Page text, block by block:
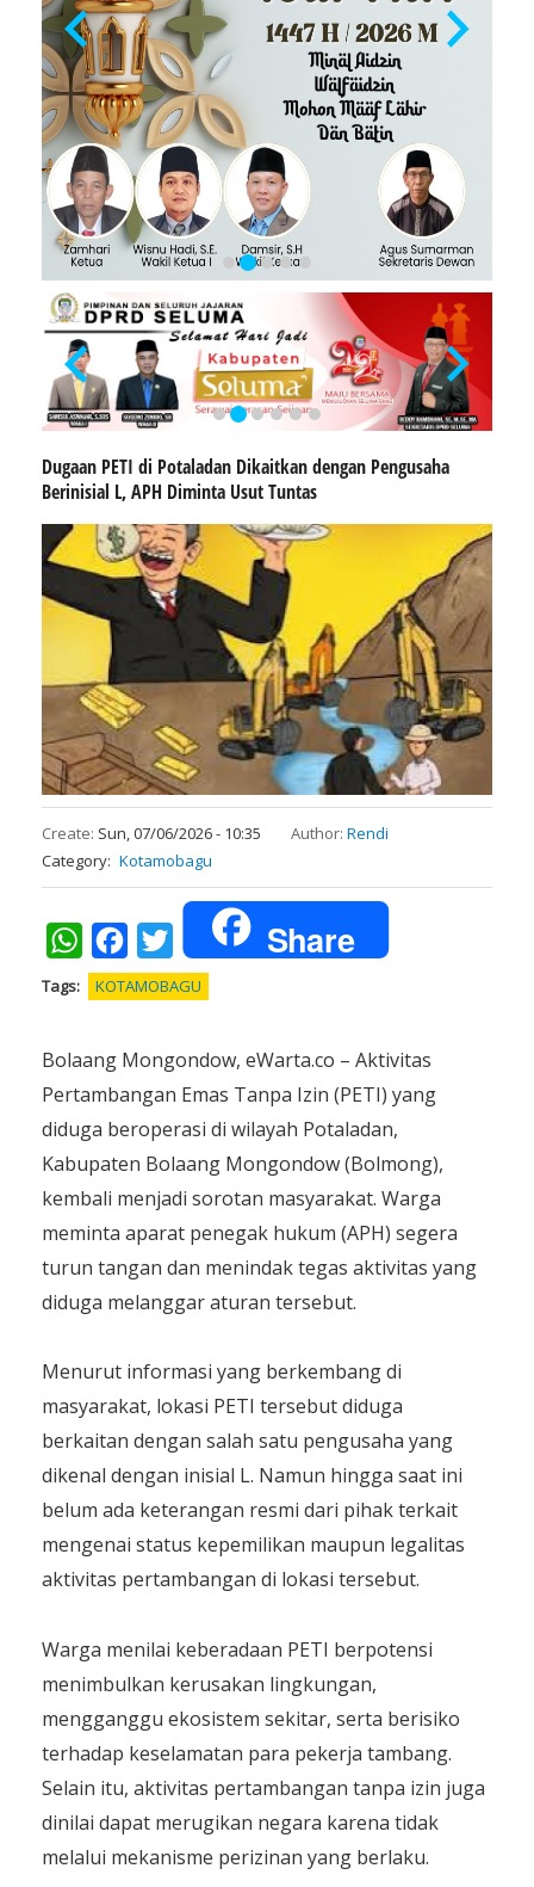
Dugaan PETI di Potaladan Dikaitkan dengan Pengusaha
Berinisial L, APH Diminta Usut Tuntas
Create: Sun, 07/06/2026 - 10:35 Author: Rendi
Category Kotamobagu
WhatsAppFacebookTwitter Share
Tags KOTAMOBAGU
Bolaang Mongondow, eWarta.co – Aktivitas
Pertambangan Emas Tanpa Izin (PETI) yang
diduga beroperasi di wilayah Potaladan,
Kabupaten Bolaang Mongondow (Bolmong),
kembali menjadi sorotan masyarakat. Warga
meminta aparat penegak hukum (APH) segera
turun tangan dan menindak tegas aktivitas yang
diduga melanggar aturan tersebut.
Menurut informasi yang berkembang di
masyarakat, lokasi PETI tersebut diduga
berkaitan dengan salah satu pengusaha yang
dikenal dengan inisial L. Namun hingga saat ini
belum ada keterangan resmi dari pihak terkait
mengenai status kepemilikan maupun legalitas
aktivitas pertambangan di lokasi tersebut.
Warga menilai keberadaan PETI berpotensi
menimbulkan kerusakan lingkungan,
mengganggu ekosistem sekitar, serta berisiko
terhadap keselamatan para pekerja tambang.
Selain itu, aktivitas pertambangan tanpa izin juga
dinilai dapat merugikan negara karena tidak
melalui mekanisme perizinan yang berlaku.